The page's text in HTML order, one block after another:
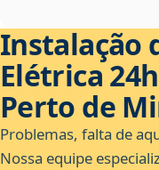
Instalação
Elétrica 24h
Perto de
Problemas, falta de
Nossa equipe